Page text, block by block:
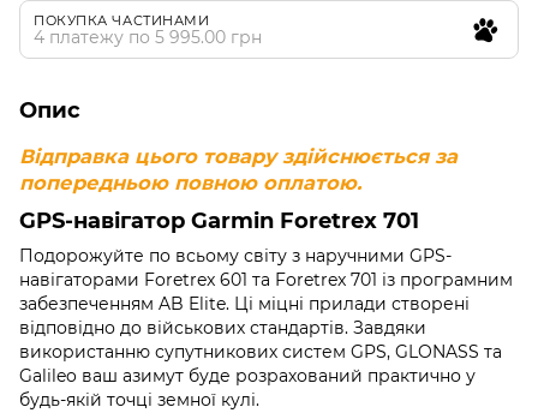
ПОКУПКА ЧАСТИНАМИ
4 платежу по 5 995.00 грн
Опис
Відправка цього товару здійснюється за
попередньою повною оплатою.
GPS-навігатор Garmin Foretrex 701
Подорожуйте по всьому світу з наручними GPS-
навігаторами Foretrex 601 та Foretrex 701 із програмним
забезпеченням AB Elite. Ці міцні прилади створені
відповідно до військових стандартів. Завдяки
використанню супутникових систем GPS, GLONASS та
Galileo ваш азимут буде розрахований практично у
будь-якій точці земної кулі.